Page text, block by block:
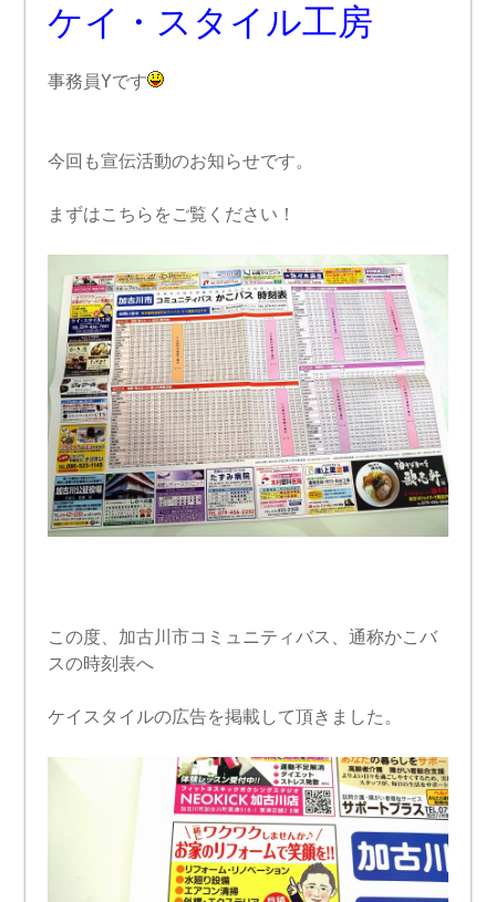
ケイ・スタイル工房
事務員Yです
今回も宣伝活動のお知らせです。
まずはこちらをご覧ください！
この度、加古川市コミュニティバス、通称かこバ
スの時刻表へ
ケイスタイルの広告を掲載して頂きました。